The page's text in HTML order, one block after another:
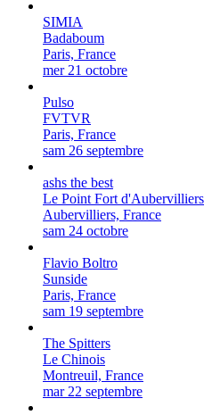
SIMIA
Badaboum
Paris, France
mer 21 octobre
Pulso
FVTVR
Paris, France
sam 26 septembre
ashs the best
Le Point Fort d'Aubervilliers
Aubervilliers, France
sam 24 octobre
Flavio Boltro
Sunside
Paris, France
sam 19 septembre
The Spitters
Le Chinois
Montreuil, France
mar 22 septembre